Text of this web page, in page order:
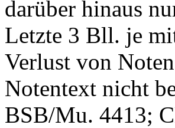
darüber hinaus
Letzte 3 Bll. je
Verlust von
Notentext nicht
BSB/Mu. 4413;